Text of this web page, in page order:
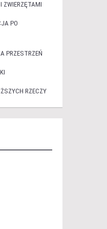
ZWIERZĘTAMI
PO
PRZESTRZEŃ
RZECZY